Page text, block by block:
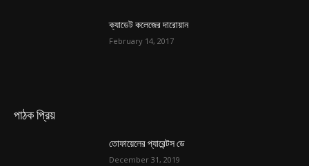
ক্যাডেট কলেজের দারোয়ান
February 14, 2017
পাঠক প্রিয়
তোফায়েলের প্যারেন্টস ডে
December 31, 2019